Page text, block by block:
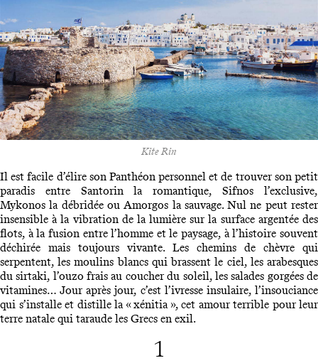
Kite Rin
Il est facile d’élire son Panthéon personnel et de trouver son petit
paradis entre Santorin la romantique, Sifnos l’exclusive,
Mykonos la débridée ou Amorgos la sauvage. Nul ne peut rester
insensible à la vibration de la lumière sur la surface argentée des
flots, à la fusion entre l’homme et le paysage, à l’histoire souvent
déchirée mais toujours vivante. Les chemins de chèvre qui
serpentent, les moulins blancs qui brassent le ciel, les arabesques
du sirtaki, l’ouzo frais au coucher du soleil, les salades gorgées de
vitamines… Jour après jour, c’est l’ivresse insulaire, l’insouciance
qui s’installe et distille la « xénitia », cet amour terrible pour leur
terre natale qui taraude les Grecs en exil.
1